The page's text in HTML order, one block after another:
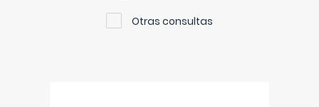
Otras consultas